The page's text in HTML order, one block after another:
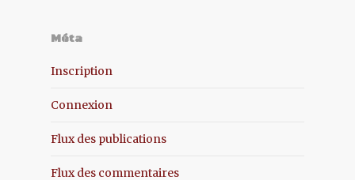
Méta
Inscription
Connexion
Flux des publications
Flux des commentaires